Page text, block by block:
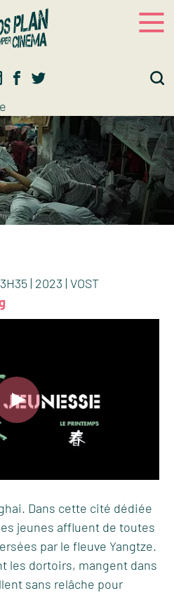
| 2023 | VOST
Dans cette cité dédiée
jeunes affluent de toutes
par le fleuve Yangtze.
les dortoirs, mangent dans
sans relâche pour